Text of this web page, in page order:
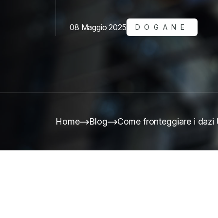
08 Maggio 2025 DOGANE
Home Blog Come fronteggiare i dazi